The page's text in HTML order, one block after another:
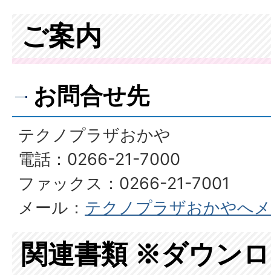
ご案内
お問合せ先
テクノプラザおかや
電話：0266-21-7000
ファックス：0266-21-7001
メール： テクノプラザおかやへ
関連書類 ※ダウン